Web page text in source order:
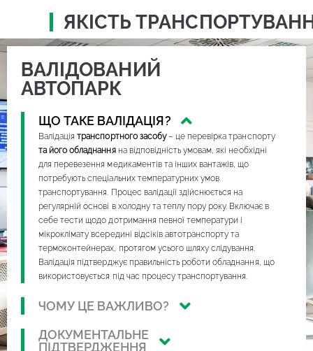
ЯКІСТЬ
ВАЛІДОВАНИЙ
АВТОПАРК
ЩО ТАКЕ ВАЛІДАЦІЯ?
Валідаціятранспортного засобу– це перевірка транспорту
та його обладнанняна відповідність умовам, які необхідні
для перевезення медикаментів та інших вантажів, що
потребують спеціальних температурних умов
транспортування. Процес валідації здійснюється на
регулярній основі в холодну та теплу пору року. Включає в
себе тести щодо дотримання певної температури і
мікроклімату всередині відсіків автотранспорту та
термоконтейнерах, протягом усього шляху слідування.
Валідація підтверджує правильність роботи обладнання, що
використовується під час процесу транспортування.
ЧОМУ ЦЕ ВАЖЛИВО?
постійно передбачає обов’язкове дотримання відповідних
ДОКУМЕНТАЛЬНЕ
ПІДТВЕРДЖЕННЯ